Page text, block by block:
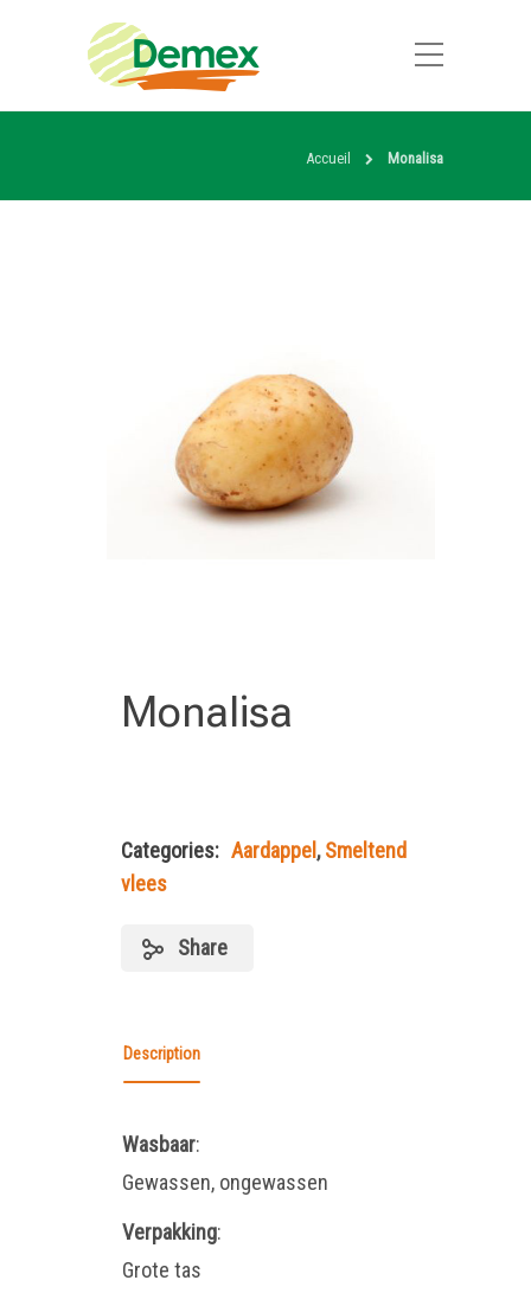
Accueil Monalisa
Monalisa
Categories: Aardappel,Smeltend
vlees
Share
Description
Wasbaar:
Gewassen, ongewassen
Verpakking:
Grote tas